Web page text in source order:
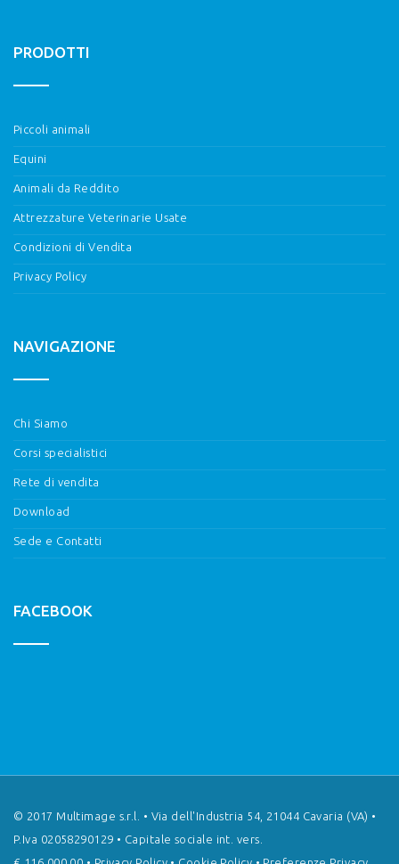
PRODOTTI
Piccoli animali
Equini
Animali da Reddito
Attrezzature Veterinarie Usate
Condizioni di Vendita
Privacy Policy
NAVIGAZIONE
Chi Siamo
Corsi specialistici
Rete di vendita
Download
Sede e Contatti
FACEBOOK
© 2017 Multimage s.r.l. • Via dell'Industria 54, 21044 Cavaria (VA) •
P.Iva 02058290129 • Capitale sociale int. vers.